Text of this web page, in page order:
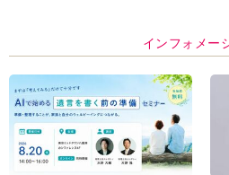
インフォメー